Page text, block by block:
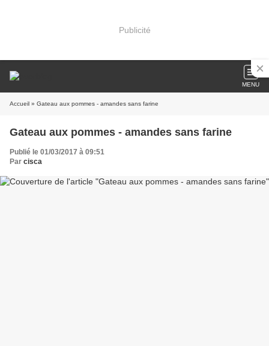
Publicité
MENU
Accueil » Gateau aux pommes - amandes sans farine
Gateau aux pommes - amandes sans farine
Publié le 01/03/2017 à 09:51
Par cisca